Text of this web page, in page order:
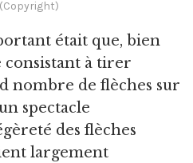
(Copyright)
était que, bien
consistant à tirer
nombre de flèches sur
spectacle
des flèches
largement